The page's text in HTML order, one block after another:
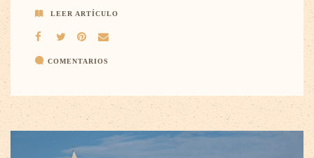
LEER ARTÍCULO
COMENTARIOS